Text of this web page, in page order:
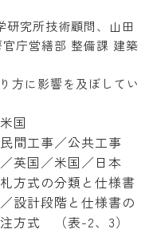
研究所技術顧問、山田
庁営繕部 整備課 建築
方に影響を及ぼしてい
国
間工事／公共工事
英国／米国／日本
方式の分類と仕様書
設計段階と仕様書の
方式 （表-2、3）